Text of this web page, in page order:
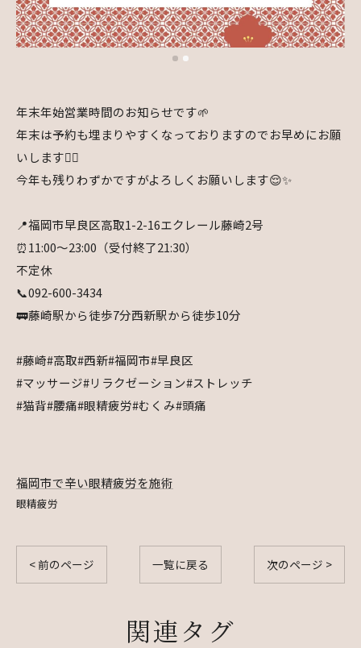
年末年始営業時間のお知らせです🌱
年末は予約も埋まりやすくなっておりますのでお早めにお願
いします🙇‍♀️
今年も残りわずかですがよろしくお願いします😌✨
📍福岡市早良区高取1-2-16エクレール藤崎2号
⏰11:00〜23:00（受付終了21:30）
不定休
📞092-600-3434
🚃藤崎駅から徒歩7分西新駅から徒歩10分
#藤崎#高取#西新#福岡市#早良区
#マッサージ#リラクゼーション#ストレッチ
#猫背#腰痛#眼精疲労#むくみ#頭痛
福岡市で辛い眼精疲労を施術
眼精疲労
< 前のページ 一覧に戻る 次のページ >
関連タグ